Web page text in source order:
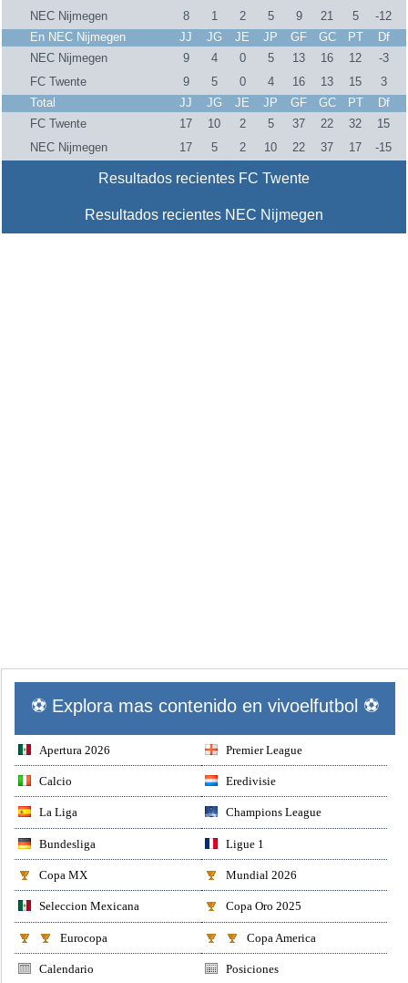
NEC Nijmegen
8 1 2 5 9 21 5
-12
En NEC Nijmegen
JJ JG JE JP GF GC PT
Df
NEC Nijmegen
9 4 0 5 13 16 12
-3
FC Twente
9 5 0 4 16 13 15
3
Total
JJ JG JE JP GF GC PT
Df
FC Twente
17 10 2 5 37 22 32
15
NEC Nijmegen
17 5 2 10 22 37 17 -15
Resultados recientes FC Twente
Resultados recientes NEC Nijmegen
⚽ Explora mas contenido en vivoelfutbol ⚽
Apertura 2026 Premier League
Calcio Eredivisie
La Liga Champions League
Bundesliga Ligue 1
Copa MX Mundial 2026
Seleccion Mexicana Copa Oro 2025
Eurocopa Copa America
Calendario Posiciones